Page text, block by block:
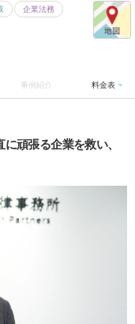
企業法務
事例紹介 料金表
頑張る企業を救い、